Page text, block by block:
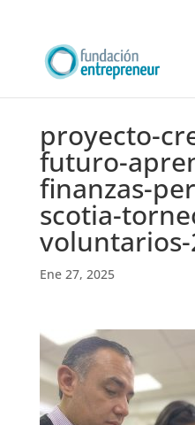
proyecto-
futuro-
finanzas-
scotia-
voluntarios-
Ene 27, 2025